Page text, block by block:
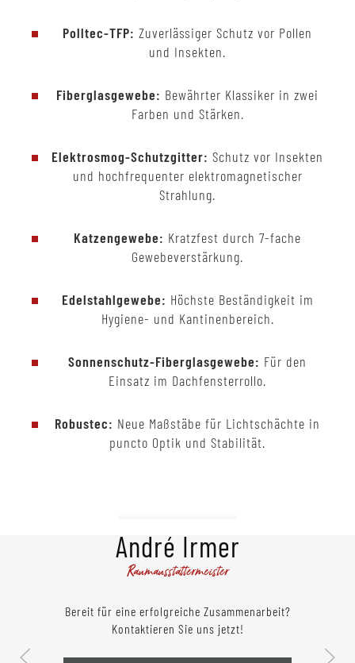
Polltec-TFP: Zuverlässiger Schutz vor Pollen
und Insekten.
Fiberglasgewebe: Bewährter Klassiker in zwei
Farben und Stärken.
Elektrosmog-Schutzgitter: Schutz vor Insekten
und hochfrequenter elektromagnetischer
Strahlung.
Katzengewebe: Kratzfest durch 7-fache
Gewebeverstärkung.
Edelstahlgewebe: Höchste Beständigkeit im
Hygiene- und Kantinenbereich.
Sonnenschutz-Fiberglasgewebe: Für den
Einsatz im Dachfensterrollo.
Robustec: Neue Maßstäbe für Lichtschächte in
puncto Optik und Stabilität.
André Irmer
Raumausstattermeister
Bereit für eine erfolgreiche Zusammenarbeit?
Kontaktieren Sie uns jetzt!